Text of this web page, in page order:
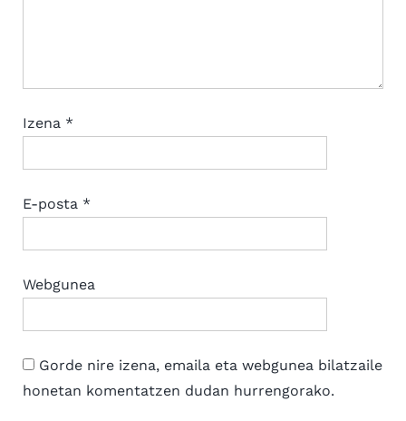
Izena *
E-posta *
Webgunea
Gorde nire izena, emaila eta webgunea bilatzaile
honetan komentatzen dudan hurrengorako.